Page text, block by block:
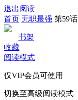
退出阅读
首页 无职最强 第59话
书架
收藏
阅读模式
仅VIP会员可使用
切换至高级阅读模式